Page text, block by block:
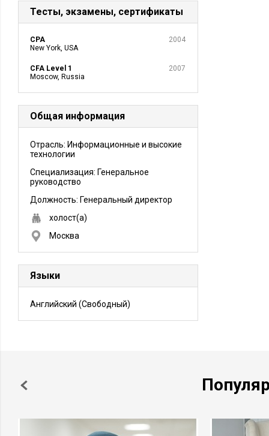
Тесты, экзамены, сертификаты
CPA
New York, USA
2004
CFA Level 1
Moscow, Russia
2007
Общая информация
Отрасль: Информационные и высокие
технологии
Специализация: Генеральное
руководство
Должность: Генеральный директор
холост(а)
Москва
Языки
Английский (Свободный)